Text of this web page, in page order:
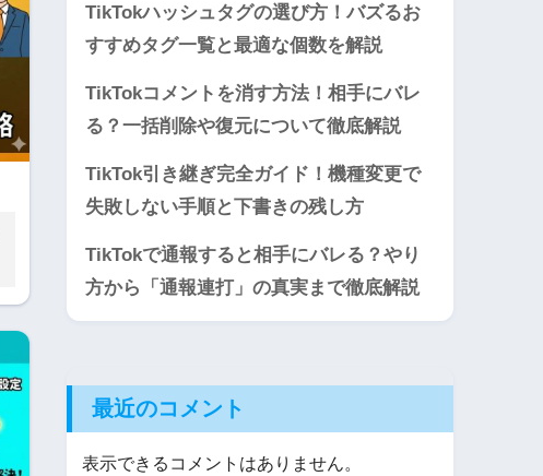
TikTokハッシュタグの選び方！バズるお
すすめタグ一覧と最適な個数を解説
TikTokコメントを消す方法！相手にバレ
る？一括削除や復元について徹底解説
TikTok引き継ぎ完全ガイド！機種変更で
失敗しない手順と下書きの残し方
TikTokで通報すると相手にバレる？やり
方から「通報連打」の真実まで徹底解説
最近のコメント
表示できるコメントはありません。